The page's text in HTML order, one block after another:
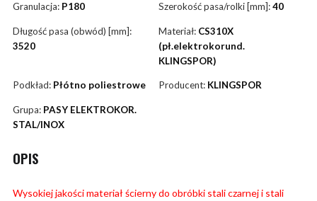
Granulacja: P180 Szerokość pasa/rolki [mm]:40
Długość pasa (obwód) [mm]:
3520
Materiał: CS310X
(pł.elektrokorund.
KLINGSPOR)
Podkład: Płótno poliestrowe Producent: KLINGSPOR
Grupa: PASY ELEKTROKOR.
STAL/INOX
OPIS
Wysokiej jakości materiał ścierny do obróbki stali czarnej i stali